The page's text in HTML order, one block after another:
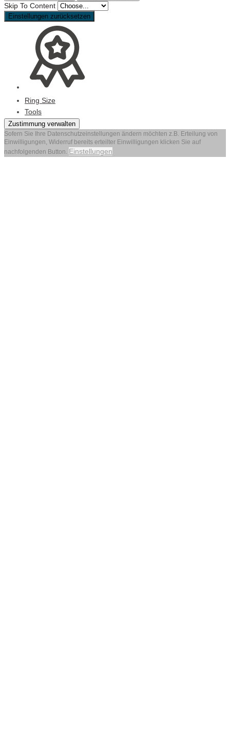
Skip To Content
Einstellungen zurücksetzen
Ring Size
Tools
Zustimmung verwalten
Sofern Sie Ihre Datenschutzeinstellungen ändern möchten z.B. Erteilung von
Einwilligungen, Widerruf bereits erteilter Einwilligungen klicken Sie auf
nachfolgenden Button. Einstellungen